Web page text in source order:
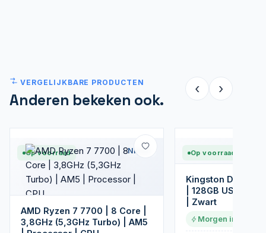
VERGELIJKBARE PRODUCTEN
Anderen bekeken ook.
‹ ›
Op voorraad Nieuw
AMD Ryzen 7 7700 | 8 Core |
3,8GHz (5,3GHz Turbo) | AM5
Op voorraad
Kingston
| 128GB USB-A
| Zwart
Morgen in huis